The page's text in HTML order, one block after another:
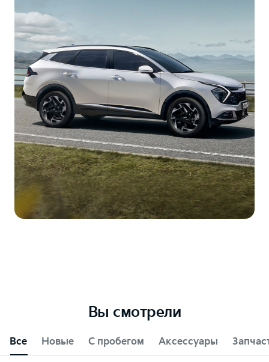
Вы смотрели
Все Новые С пробегом Аксессуары